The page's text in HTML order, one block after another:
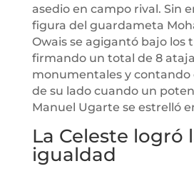
asedio en campo rival. Sin
figura del guardameta
Owais se agigantó bajo los
firmando un total de 8
monumentales y contando
de su lado cuando un
Manuel Ugarte se estrelló
La Celeste logró
igualdad